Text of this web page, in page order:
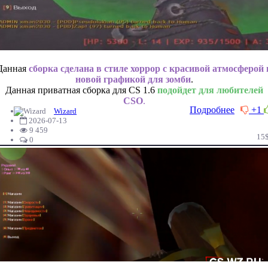
сборка сделана в стиле хоррор с красивой атмосферой
новой графикой для зомби.
Данная приватная сборка для CS 1.6 подойдет для любителей
CSO.
+1
Подробнее
Wizard
2026-07-13
9 459
0